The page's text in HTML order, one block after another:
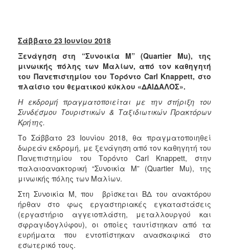
Σάββατο 23 Ιουνίου 2018
Ξενάγηση στη “Συνοικία Μ” (Quartier Mu), της
μινωικής πόλης των Μαλίων, από τον καθηγητή
του Πανεπιστημίου του Τορόντο Carl Knappett, στο
πλαίσιο του θεματικού κύκλου «ΔΑΙΔΑΛΟΣ».
Η εκδρομή πραγματοποιείται με την στήριξη του
Συνδέσμου Τουριστικών & Ταξιδιωτικών Πρακτόρων
Κρήτης.
Το Σάββατο 23 Ιουνίου 2018, θα πραγματοποιηθεί
δωρεάν εκδρομή, με ξενάγηση από τον καθηγητή του
Πανεπιστημίου του Τορόντο Carl Knappett,
στην
παλαιοανακτορική “Συνοικία Μ” (Quartier Mu), της
μινωικής πόλης των Μαλίων.
Στη Συνοικία Μ, που βρίσκεται ΒΔ του ανακτόρου
ήρθαν στο φως εργαστηριακές εγκαταστάσεις
(εργαστήριο αγγειοπλάστη, μεταλλουργού και
σφραγιδογλύφου), οι οποίες ταυτίστηκαν από τα
ευρήματα που εντοπίστηκαν ανασκαφικά στο
εσωτερικό τους.